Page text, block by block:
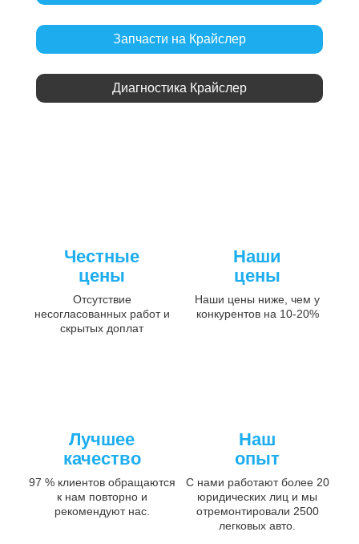
Запчасти на Крайслер
Диагностика Крайслер
Честные
цены
Отсутствие
несогласованных работ и
скрытых доплат
Наши
цены
Наши цены ниже, чем у
конкурентов на 10-20%
Лучшее
качество
97 % клиентов обращаются
к нам повторно и
рекомендуют нас.
Наш
опыт
С нами работают более 20
юридических лиц и мы
отремонтировали 2500
легковых авто.